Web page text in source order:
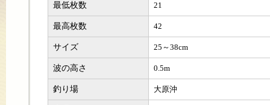
最低枚数 21
最高枚数 42
サイズ 25～38cm
波の高さ 0.5m
釣り場 大原沖